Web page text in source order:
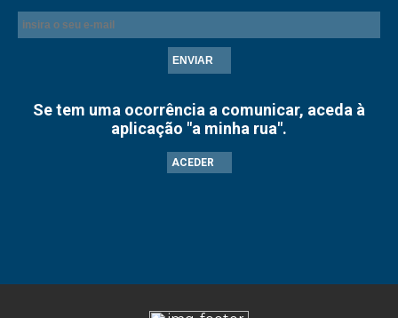
ENVIAR
Se tem uma ocorrência a comunicar, aceda à
aplicação "a minha rua".
ACEDER